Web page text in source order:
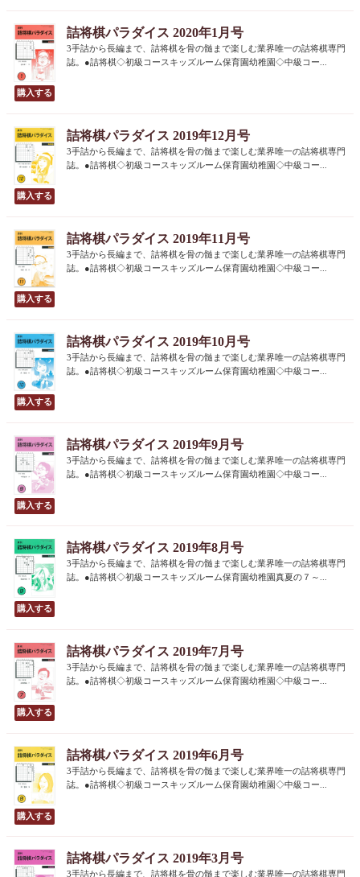
詰将棋パラダイス 2020年1月号
3手詰から長編まで、詰将棋を骨の髄まで楽しむ業界唯一の詰将棋専門
誌。●詰将棋◇初級コースキッズルーム保育園幼稚園◇中級コー...
詰将棋パラダイス 2019年12月号
3手詰から長編まで、詰将棋を骨の髄まで楽しむ業界唯一の詰将棋専門
誌。●詰将棋◇初級コースキッズルーム保育園幼稚園◇中級コー...
詰将棋パラダイス 2019年11月号
3手詰から長編まで、詰将棋を骨の髄まで楽しむ業界唯一の詰将棋専門
誌。●詰将棋◇初級コースキッズルーム保育園幼稚園◇中級コー...
詰将棋パラダイス 2019年10月号
3手詰から長編まで、詰将棋を骨の髄まで楽しむ業界唯一の詰将棋専門
誌。●詰将棋◇初級コースキッズルーム保育園幼稚園◇中級コー...
詰将棋パラダイス 2019年9月号
3手詰から長編まで、詰将棋を骨の髄まで楽しむ業界唯一の詰将棋専門
誌。●詰将棋◇初級コースキッズルーム保育園幼稚園◇中級コー...
詰将棋パラダイス 2019年8月号
3手詰から長編まで、詰将棋を骨の髄まで楽しむ業界唯一の詰将棋専門
誌。●詰将棋◇初級コースキッズルーム保育園幼稚園真夏の７～...
詰将棋パラダイス 2019年7月号
3手詰から長編まで、詰将棋を骨の髄まで楽しむ業界唯一の詰将棋専門
誌。●詰将棋◇初級コースキッズルーム保育園幼稚園◇中級コー...
詰将棋パラダイス 2019年6月号
3手詰から長編まで、詰将棋を骨の髄まで楽しむ業界唯一の詰将棋専門
誌。●詰将棋◇初級コースキッズルーム保育園幼稚園◇中級コー...
詰将棋パラダイス 2019年3月号
3手詰から長編まで、詰将棋を骨の髄まで楽しむ業界唯一の詰将棋専門